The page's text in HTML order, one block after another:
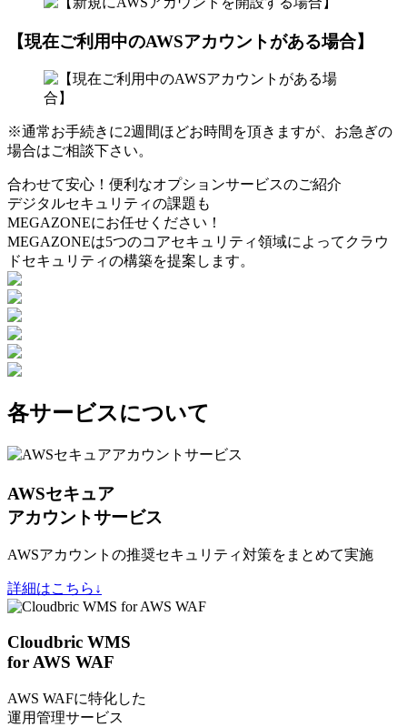
【現在ご利用中のAWSアカウントがある場合】
※通常お手続きに2週間ほどお時間を頂きますが、お急ぎの
場合はご相談下さい。
合わせて安心！便利なオプションサービスのご紹介
デジタルセキュリティの課題も
MEGAZONEにお任せください！
MEGAZONEは5つのコアセキュリティ領域によってクラウ
ドセキュリティの構築を提案します。
各サービスについて
AWSセキュア
アカウントサービス
AWSアカウントの推奨セキュリティ対策をまとめて実施
詳細はこちら↓
Cloudbric WMS
for AWS WAF
AWS WAFに特化した
運用管理サービス